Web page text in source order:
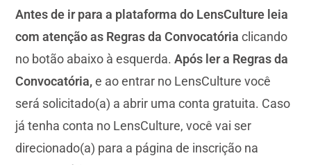
Antes de ir para a plataforma do LensCulture leia
com atenção as Regras da Convocatória clicando
no botão abaixo à esquerda.Após ler a Regras da
Convocatória,e ao entrar no LensCulture você
será solicitado(a) a abrir uma conta gratuita. Caso
já tenha conta no LensCulture, você vai ser
direcionado(a) para a página de inscrição na